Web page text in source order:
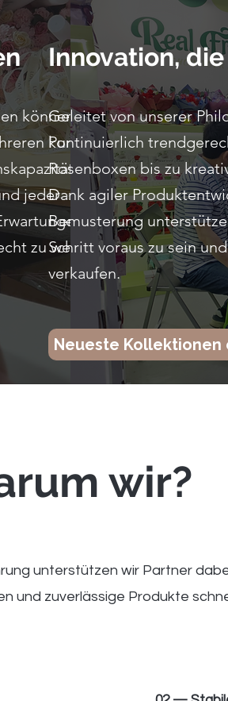
können – mit
Punkten,
jeder
zu werden.
Innovation,
Geleitet von unserer
kontinuierlich
Rosenboxen bis zu
Dank agiler
Bemusterung
Schritt voraus zu sein
verkaufen.
Neueste Kollektionen
wir?
unterstützen wir Partner
und zuverlässige Produkte